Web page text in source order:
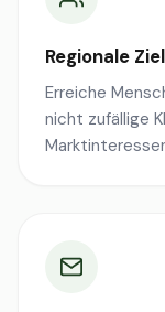
Regionale
Erreiche
nicht zufällige